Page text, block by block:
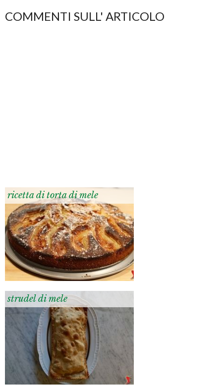
COMMENTI SULL' ARTICOLO
ricetta di torta di mele
strudel di mele